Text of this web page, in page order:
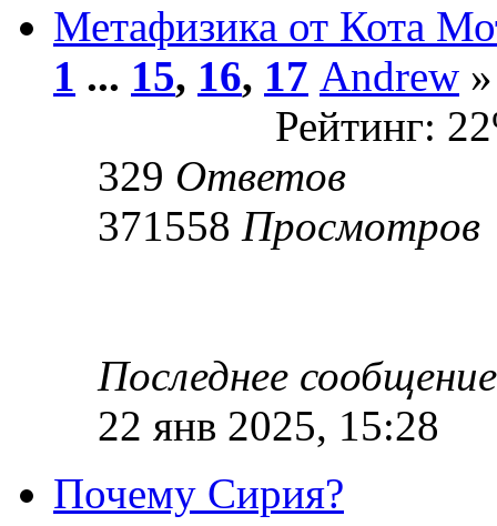
Метафизика от Кота
1 ... 15, 16, 17 Andrew
Рейтинг:
329 Ответов
371558 Просмотров
Последнее
22 янв 2025, 15:28
Почему Сирия?